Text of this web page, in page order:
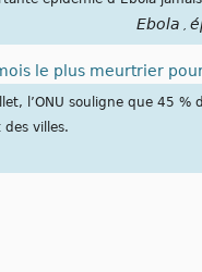
Ebola ,
le plus meurtrier
l’ONU souligne que 45
villes.